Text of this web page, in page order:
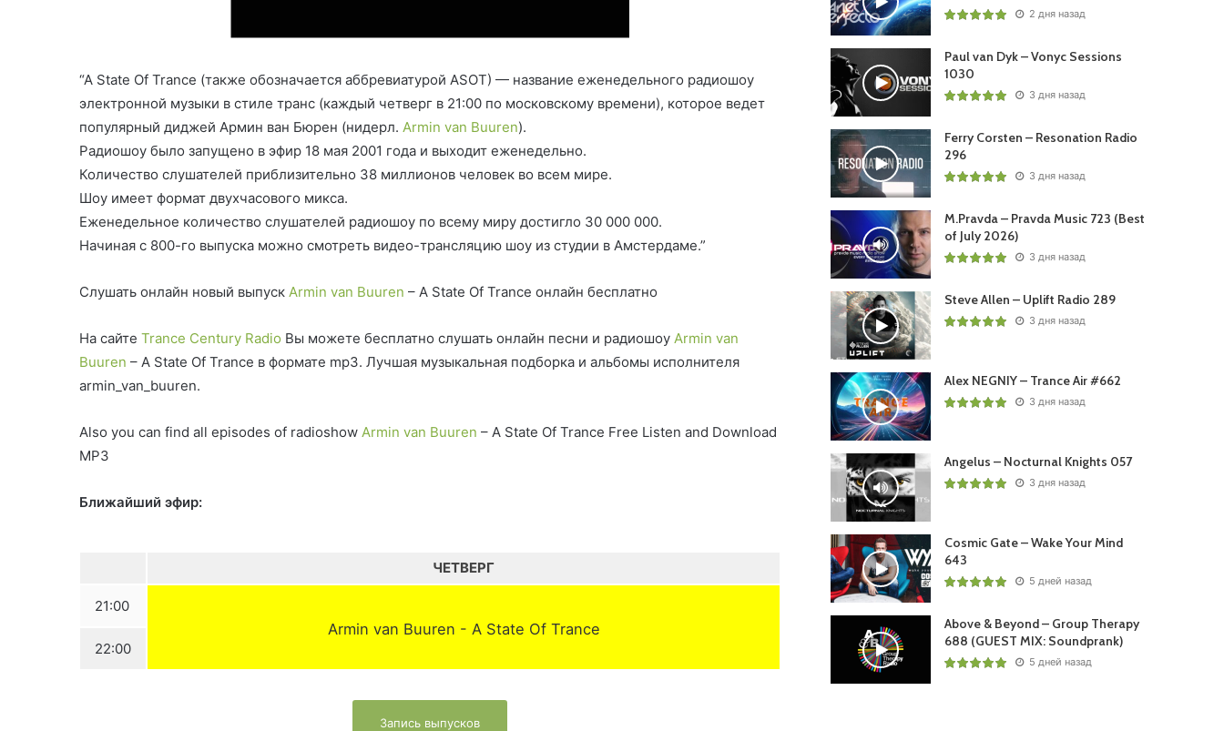
“A State Of Trance (также обозначается аббревиатурой ASOT) — название еженедельного радиошоу
электронной музыки в стиле транс (каждый четверг в 21:00 по московскому времени), которое ведет
популярный диджей Армин ван Бюрен (нидерл. Armin van Buuren).
Радиошоу было запущено в эфир 18 мая 2001 года и выходит еженедельно.
Количество слушателей приблизительно 38 миллионов человек во всем мире.
Шоу имеет формат двухчасового микса.
Еженедельное количество слушателей радиошоу по всему миру достигло 30 000 000.
Начиная с 800-го выпуска можно смотреть видео-трансляцию шоу из студии в Амстердаме.”
Слушать онлайн новый выпуск Armin van Buuren – A State Of Trance онлайн бесплатно
На сайте Trance Century Radio Вы можете бесплатно слушать онлайн песни и радиошоу Armin van
Buuren – A State Of Trance в формате mp3. Лучшая музыкальная подборка и альбомы исполнителя
armin_van_buuren.
Also you can find all episodes of radioshow Armin van Buuren – A State Of Trance Free Listen and Download
MP3
Ближайший эфир:
ЧЕТВЕРГ
21:00
Armin van Buuren - A State Of Trance
22:00
Запись выпусков
2 дня назад
Paul van Dyk – Vonyc Sessions
1030
3 дня назад
Ferry Corsten – Resonation Radio
296
3 дня назад
M.Pravda – Pravda Music 723 (Best
of July 2026)
3 дня назад
Steve Allen – Uplift Radio 289
3 дня назад
Alex NEGNIY – Trance Air #662
3 дня назад
Angelus – Nocturnal Knights 057
3 дня назад
Cosmic Gate – Wake Your Mind
643
5 дней назад
Above & Beyond – Group Therapy
688 (GUEST MIX: Soundprank)
5 дней назад